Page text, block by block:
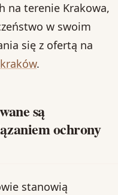
na terenie Krakowa,
w swoim
się z ofertą na
.
są
ochrony
stanowią